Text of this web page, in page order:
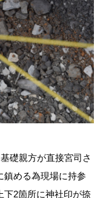
礎親方が直接宮司さ
める為現場に持参
2箇所に神社印が捺